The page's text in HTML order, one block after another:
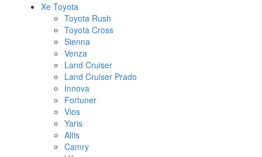
Xe Toyota
Toyota Rush
Toyota Cross
Sienna
Venza
Land Cruiser
Land Cruiser Prado
Innova
Fortuner
Vios
Yaris
Altis
Camry